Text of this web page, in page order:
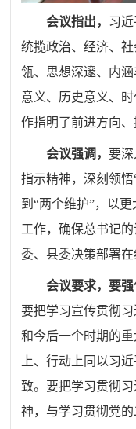
会议指出， 习
统揽政治、经济、
瓴、思想深邃、内
意义、历史意义、
作指明了前进方向、
会议强调，要
指示精神，深刻领
到“两个维护”，以
工作，确保总书记
委、县委决策部署在
会议要求，要强
要把学习宣传贯彻
和今后一个时期的
上、行动上同以习
致。要把学习贯彻
神，与学习贯彻党